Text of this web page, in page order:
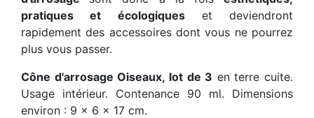
pratiques et écologiqueset deviendront
rapidement des accessoires dont vous ne pourrez
plus vous passer.
Cône d'arrosage Oiseaux, lot de 3 en terre cuite.
Usage intérieur. Contenance 90 ml. Dimensions
environ : 9 x 6 x 17 cm.